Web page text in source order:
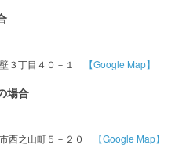
３丁目４０－１
【Google Map】
場合
西之山町５－２０
【Google Map】